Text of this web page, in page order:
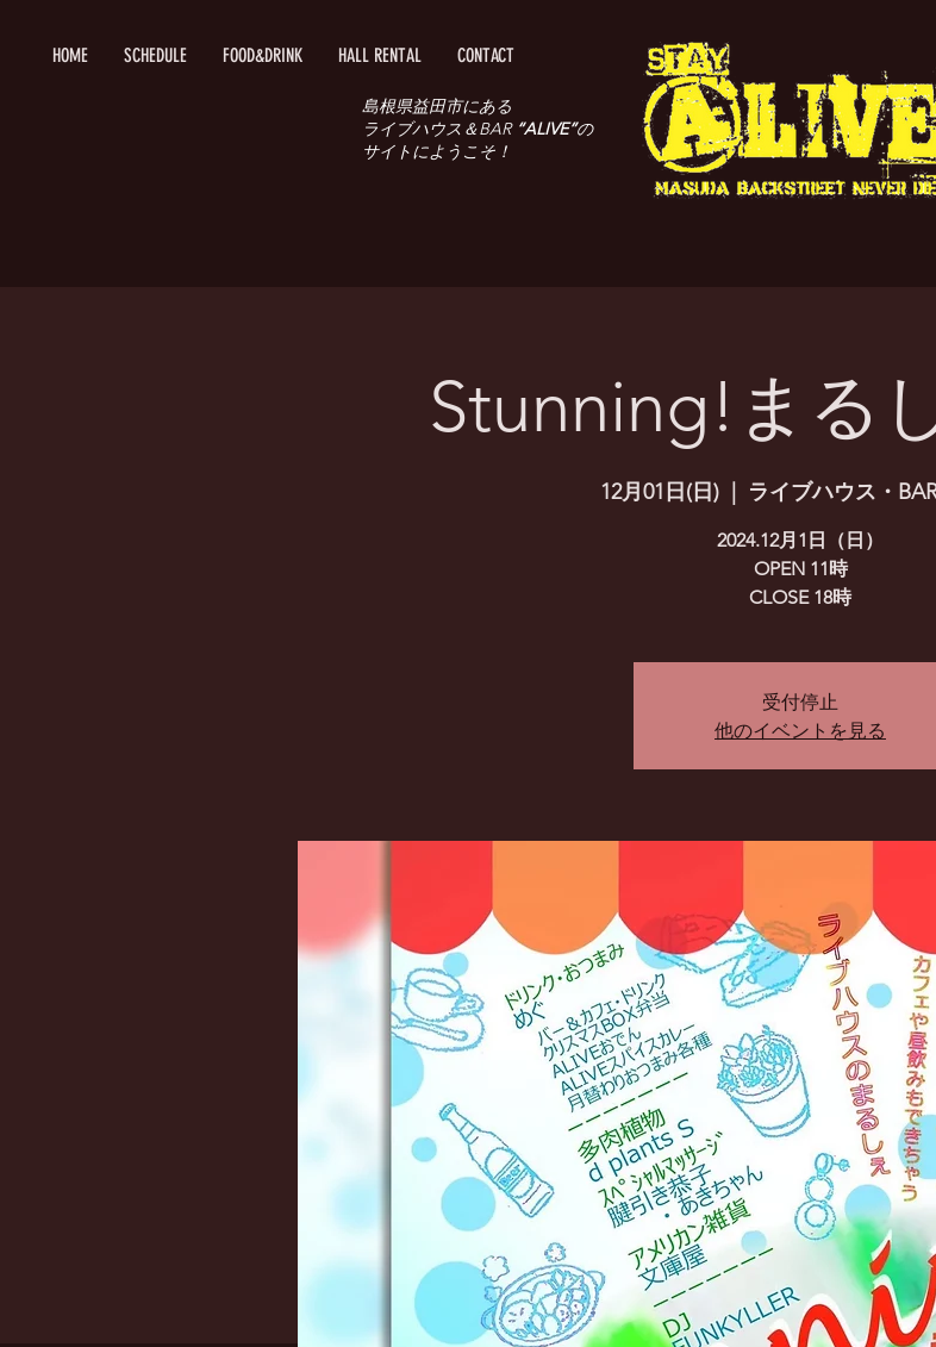
HOME SCHEDULE FOOD&DRINK HALL RENTAL CONTACT
島根県益田市にある
ライブハウス＆BAR “ALIVE”の
サイトにようこそ！
Stunning!まる
12月01日(日)
  |
ライブハウス・
2024.12月1日（日）
OPEN 11時
CLOSE 18時
受付停止
他のイベントを見る